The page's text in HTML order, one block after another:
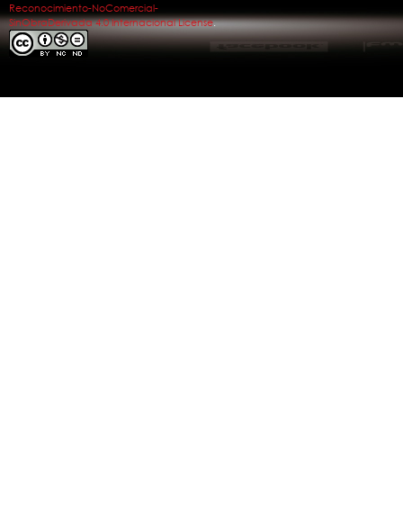
Reconocimiento-NoComercial-
SinObraDerivada 4.0 Internacional License.